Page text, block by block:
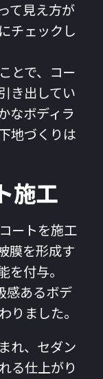
て見え方が
チェックし
とで、コー
き出してい
なボディラ
地づくりは
施工
ートを施工
膜を形成す
を付与。
感あるボデ
りました。
れ、セダン
る仕上がり